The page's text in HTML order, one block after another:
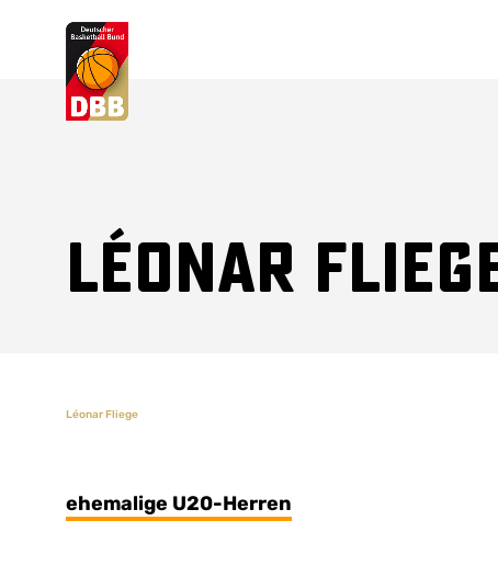
Suchvorschläge
Léonar
Léonar Fliege
ehemalige U20-Herren